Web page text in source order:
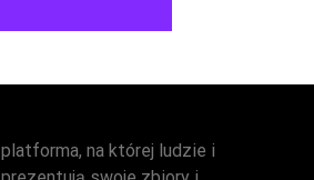
na której ludzie i